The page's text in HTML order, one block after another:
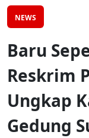
NEWS
Baru
Reskrim
Ungkap
Gedung